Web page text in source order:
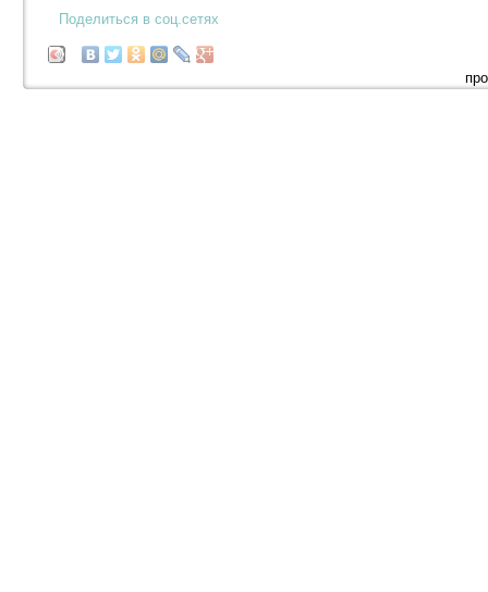
Поделиться в соц.сетях